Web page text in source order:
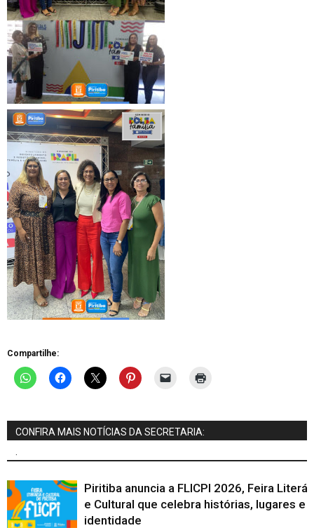
Compartilhe:
CONFIRA MAIS NOTÍCIAS DA SECRETARIA:
Piritiba anuncia a FLICPI 2026, Feira
e Cultural que celebra histórias, lugares e
identidade